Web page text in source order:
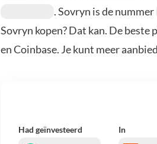
. Sovryn is de nummer
Sovryn kopen? Dat kan. De
en Coinbase. Je kunt meer
Had geïnvesteerd In